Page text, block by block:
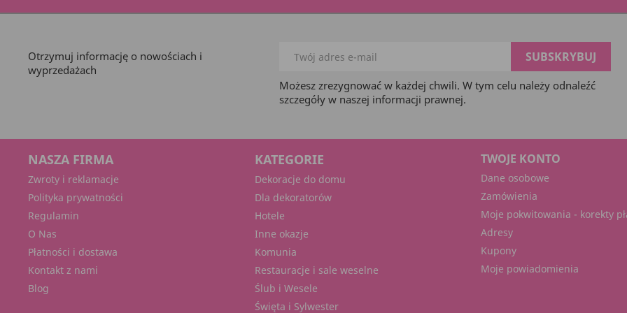
Otrzymuj informację o nowościach i
wyprzedażach
Możesz zrezygnować w każdej chwili. W tym celu należy odnaleźć
szczegóły w naszej informacji prawnej.
KATEGORIE
Dekoracje do domu
Dla dekoratorów
Hotele
Inne okazje
Komunia
Restauracje i sale weselne
Ślub i Wesele
Święta i Sylwester
NASZA FIRMA
Zwroty i reklamacje
Polityka prywatności
Regulamin
O Nas
Płatności i dostawa
Kontakt z nami
Blog
TWOJE KONTO
Dane osobowe
Zamówienia
Moje pokwitowania - korekty
Adresy
Kupony
Moje powiadomienia